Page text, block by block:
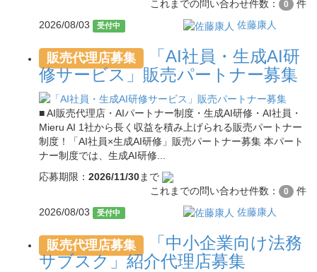
これまでの問い合わせ件数： 0
件
2026/08/03
受付中 佐藤康人
販売代理店募集
「AI社員・生成AI研
修サービス」販売パートナー募集
■ AI販売代理店・AIパートナー制度・生成AI研修・AI社員・
Mieru AI 1社から長く収益を積み上げられる販売パートナー
制度！「AI社員×生成AI研修」販売パートナー募集 本パート
ナー制度では、生成AI研修...
応募期限： 2026/11/30まで
これまでの問い合わせ件数：
0
件
2026/08/03
受付中 佐藤康人
販売代理店募集
「中小企業向け法務
サブスク」紹介代理店募集